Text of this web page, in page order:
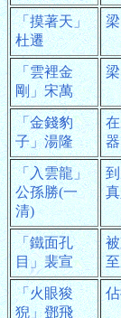
「摸著天」
杜遷
「雲裡金
剛」宋萬
「金錢豹
子」湯隆
「入雲龍」
公孫勝(一
清)
「鐵面孔
目」裴宣
「火眼狻
猊」鄧飛